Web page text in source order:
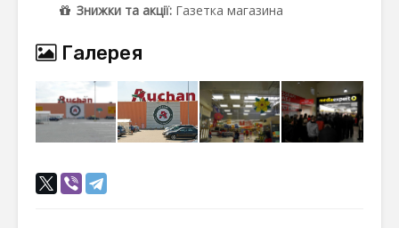
Знижки та акції: Газетка магазина
Галерея